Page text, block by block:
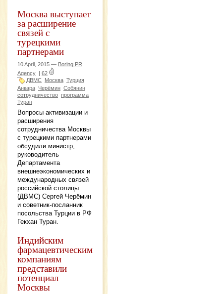
Москва выступает
за расширение
связей с
турецкими
партнерами
10 April, 2015 — Boring PR
Agency | 62
ДВМС Москва Турция
Анкара Черёмин Собянин
сотрудничество программа
Туран
Вопросы активизации и
расширения
сотрудничества Москвы
с турецкими партнерами
обсудили министр,
руководитель
Департамента
внешнеэкономических и
международных связей
российской столицы
(ДВМС) Сергей Черёмин
и советник-посланник
посольства Турции в РФ
Гекхан Туран.
Индийским
фармацевтическим
компаниям
представили
потенциал
Москвы